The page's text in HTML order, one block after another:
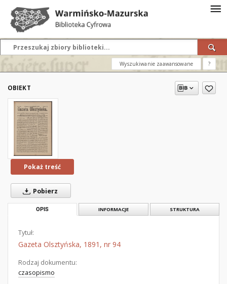
Wyszukiwanie zaawansowane ?
OBIEKT
Pokaż treść
Pobierz
OPIS INFORMACJE STRUKTURA
Tytuł:
Gazeta Olsztyńska, 1891, nr 94
Rodzaj dokumentu:
czasopismo